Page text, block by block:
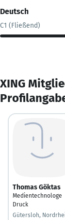
Deutsch
C1 (Fließend)
XING
Thomas Göktas
Medientechnologe
Druck
Gütersloh,